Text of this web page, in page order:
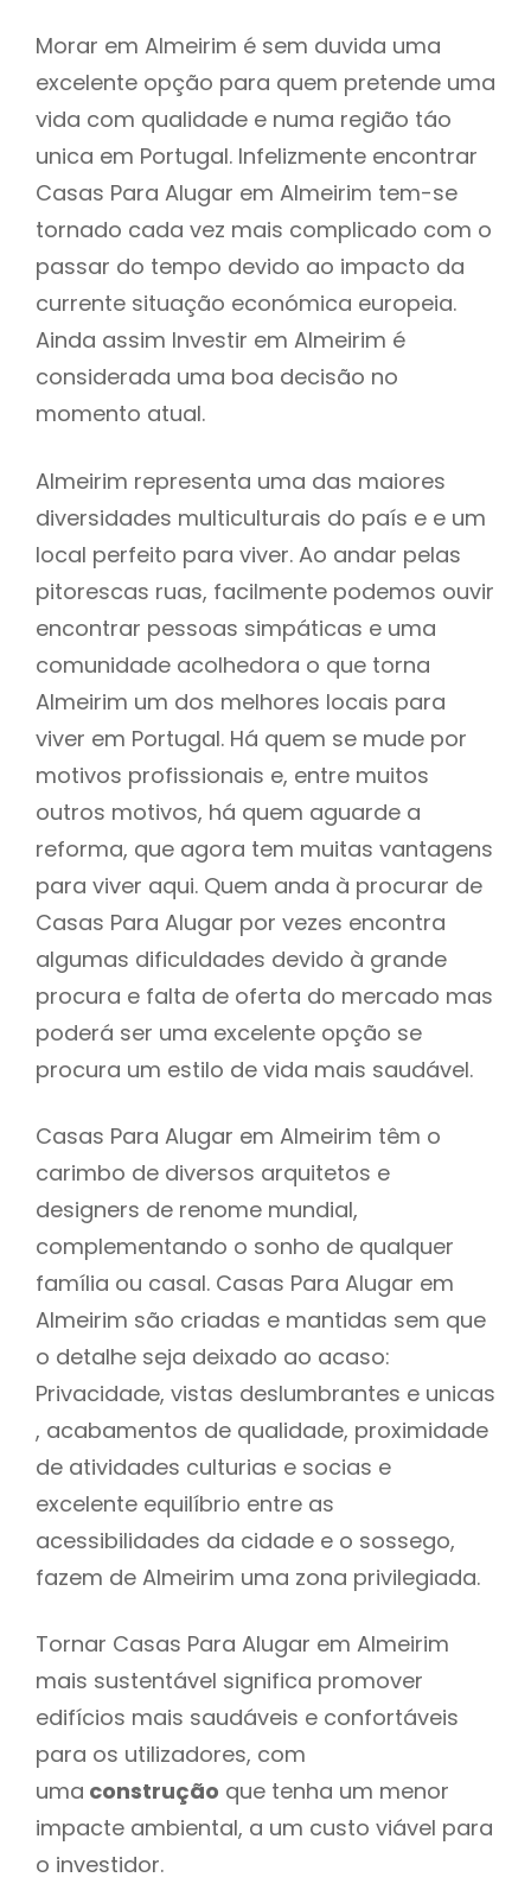
Morar em Almeirim é sem duvida uma
excelente opção para quem pretende uma
vida com qualidade e numa região táo
unica em Portugal. Infelizmente encontrar
Casas Para Alugar em Almeirim tem-se
tornado cada vez mais complicado com o
passar do tempo devido ao impacto da
currente situação económica europeia.
Ainda assim Investir em Almeirim é
considerada uma boa decisão no
momento atual.
Almeirim representa uma das maiores
diversidades multiculturais do país e e um
local perfeito para viver. Ao andar pelas
pitorescas ruas, facilmente podemos ouvir
encontrar pessoas simpáticas e uma
comunidade acolhedora o que torna
Almeirim um dos melhores locais para
viver em Portugal. Há quem se mude por
motivos profissionais e, entre muitos
outros motivos, há quem aguarde a
reforma, que agora tem muitas vantagens
para viver aqui. Quem anda à procurar de
Casas Para Alugar por vezes encontra
algumas dificuldades devido à grande
procura e falta de oferta do mercado mas
poderá ser uma excelente opção se
procura um estilo de vida mais saudável.
Casas Para Alugar em Almeirim têm o
carimbo de diversos arquitetos e
designers de renome mundial,
complementando o sonho de qualquer
família ou casal. Casas Para Alugar em
Almeirim são criadas e mantidas sem que
o detalhe seja deixado ao acaso:
Privacidade, vistas deslumbrantes e unicas
, acabamentos de qualidade, proximidade
de atividades culturias e socias e
excelente equilíbrio entre as
acessibilidades da cidade e o sossego,
fazem de Almeirim uma zona privilegiada.
Tornar Casas Para Alugar em Almeirim
mais sustentável significa promover
edifícios mais saudáveis e confortáveis
para os utilizadores, com
uma construção que tenha um menor
impacte ambiental, a um custo viável para
o investidor.